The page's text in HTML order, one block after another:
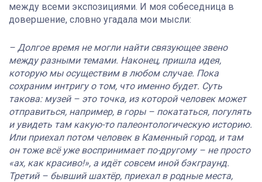
между всеми экспозициями. И моя собеседница в
довершение, словно угадала мои мысли:
– Долгое время не могли найти связующее звено
между разными темами. Наконец, пришла идея,
которую мы осуществим в любом случае. Пока
сохраним интригу о том, что именно будет. Суть
такова: музей – это точка, из которой человек может
отправиться, например, в горы – покататься, погулять
и увидеть там какую-то палеонтологическую историю.
Или приехал потом человек в Каменный город, и там
он тоже всё уже воспринимает по-другому – не просто
«ах, как красиво!», а идёт совсем иной бэкграунд.
Третий – бывший шахтёр, приехал в родные места,